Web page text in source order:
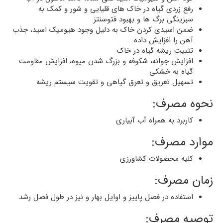
رفع زردی گیاه در خاک های قلیایی و شور و کمک به
سبزینگی برگ ها و بهبود فتوسنتز
ضمن اسیدی کردن خاک به دلیل وجود هیومیک اسید، جذب
آهن را افزایش داده
تثبیت ریشه گیاه در خاک
افزایش جوانه، شکوفه و بزرگ شدن میوه، افزایش مقاومت
گیاه به خشکی
تسهیل تعریق و تعرق گیاهی و تقویت سیستم ریشه
نحوه مصرف:
کاربرد به همراه آب آبیاری
موارد مصرف:
کلیه محصولات کشاورزی
زمان مصرف:
استفاده در فصل پاییز و اوایل بهار و نیز در طول فصل رشد
توصیه مصرف: